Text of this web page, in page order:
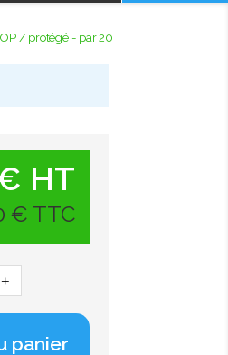
/ protégé - par 20
HT
€ TTC
panier